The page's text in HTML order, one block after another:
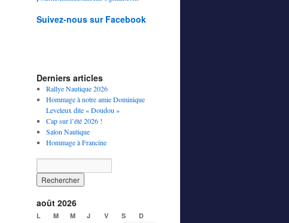
Suivez-nous sur Facebook
Derniers articles
Rallye Nautique 2026
Hommage à notre amie Dominique
Leveleux dite « Doudou »
Cap sur l’été 2026 !
Salon Nautique
Hommage à Francine
août 2026
L M M J V S D